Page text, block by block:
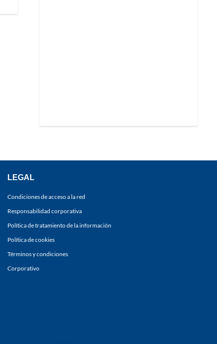
LEGAL
Condiciones de acceso a la red
Responsabilidad corporativa
Política de tratamiento de la información
Política de cookies
Términos y condiciones
Corporativo